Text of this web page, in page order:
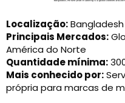
Localização:Bangladesh
Principais Mercados:
América do Norte
Quantidade mínima:
Mais conhecido por:
própria para marcas de